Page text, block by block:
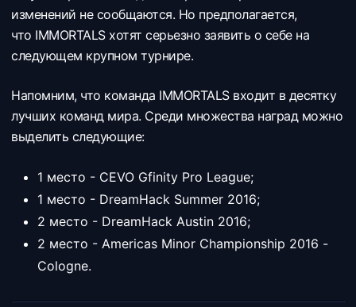
изменений не сообщаются. Но предполагается,
что IMMORTALS хотят серьезно заявить о себе на
следующем крупном турнире.
Напомним, что команда IMMORTALS входит в десятку
лучших команд мира. Среди множества наград можно
выделить следующие:
1 место - CEVO Gfinity Pro League;
1 место - DreamHack Summer 2016;
2 место - DreamHack Austin 2016;
2 место - Americas Minor Championship 2016 -
Cologne.